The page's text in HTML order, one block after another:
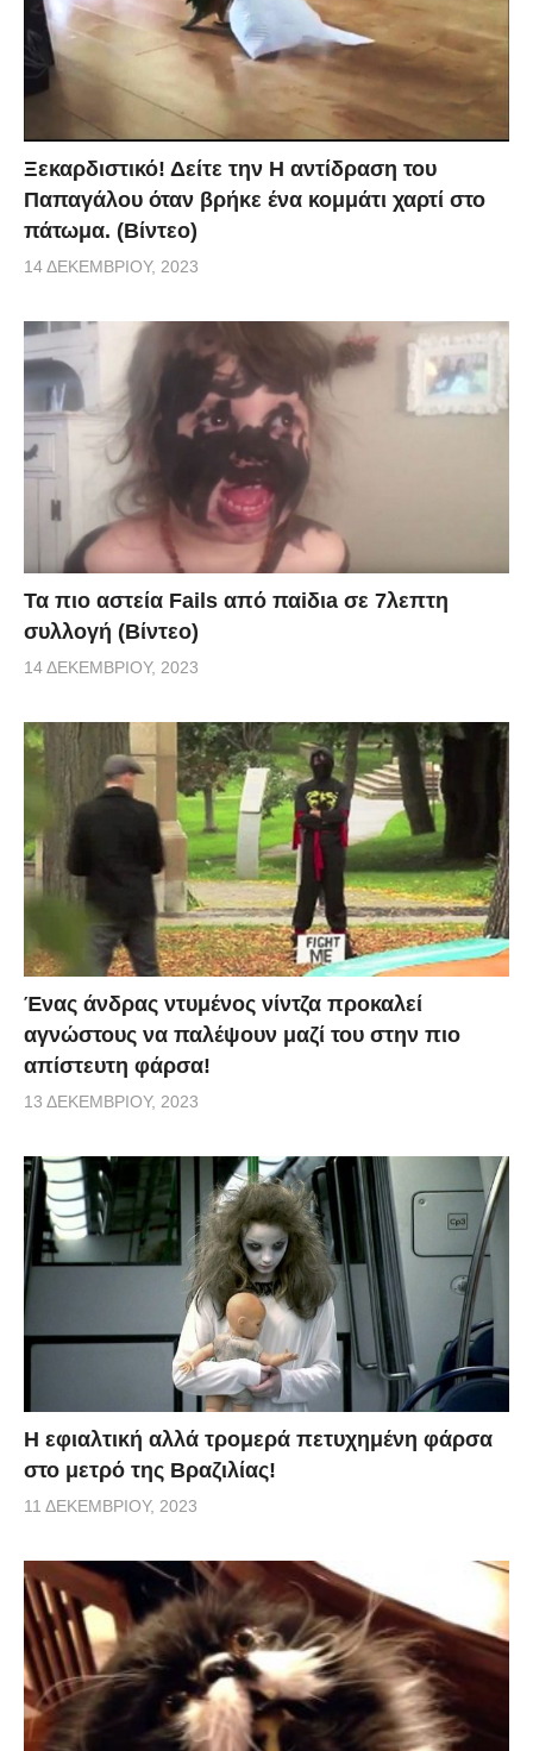
Ξεκαρδιστικό! Δείτε την Η αντίδραση του
Παπαγάλου όταν βρήκε ένα κομμάτι χαρτί στο
πάτωμα. (Βίντεο)
14 ΔΕΚΕΜΒΡΊΟΥ, 2023
Τα πιο αστεία Fails από παiδιa σε 7λεπτη
συλλογή (Βίντεο)
14 ΔΕΚΕΜΒΡΊΟΥ, 2023
Ένας άνδρας ντυμένος νίντζα προκαλεί
αγνώστους να παλέψουν μαζί του στην πιο
απίστευτη φάρσα!
13 ΔΕΚΕΜΒΡΊΟΥ, 2023
H εφιαλτική αλλά τρομερά πετυχημένη φάρσα
στο μετρό της Βραζιλίας!
11 ΔΕΚΕΜΒΡΊΟΥ, 2023